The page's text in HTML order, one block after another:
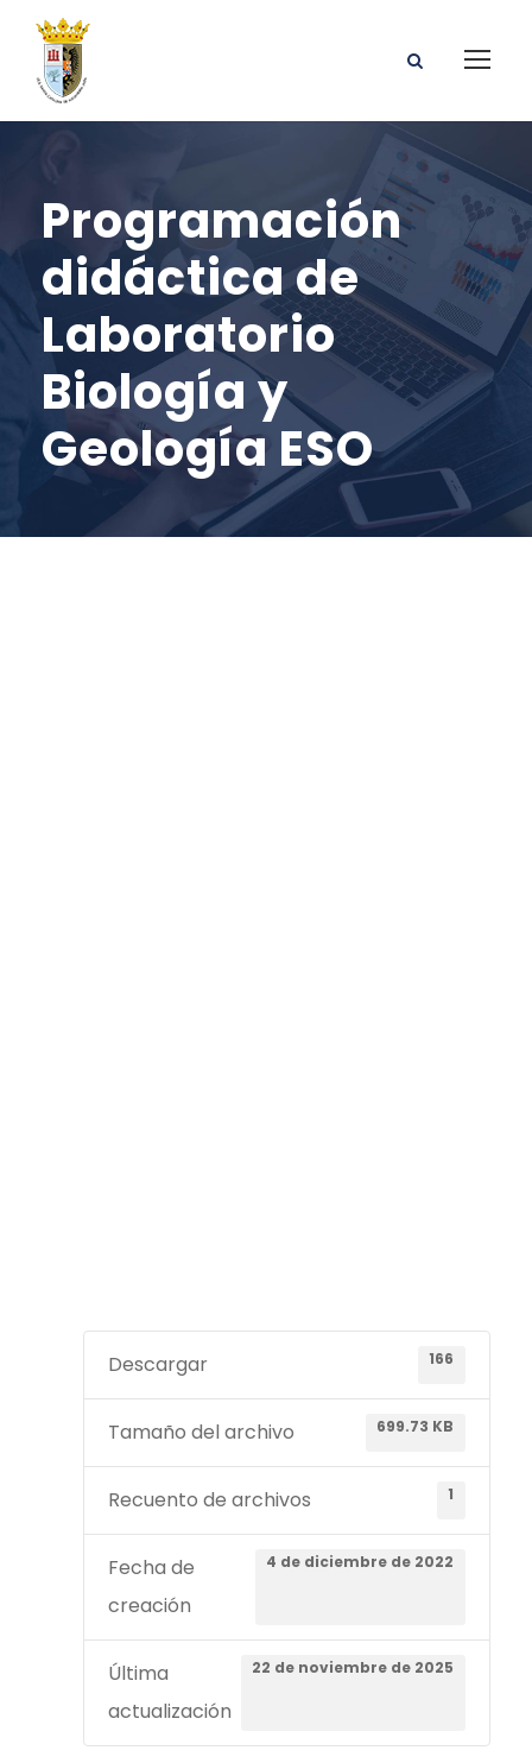
Programación
didáctica de
Laboratorio
Biología y
Geología ESO
Descargar 166
Tamaño del archivo 699.73 KB
Recuento de archivos 1
Fecha de
creación
4 de diciembre de 2022
Última
actualización
22 de noviembre de 2025